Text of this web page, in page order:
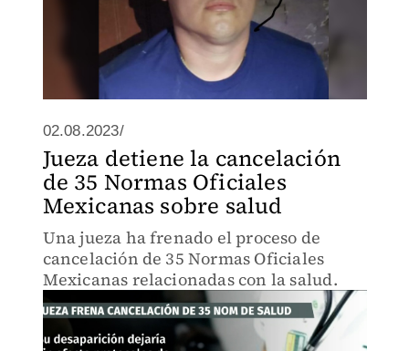
02.08.2023/
Jueza detiene la cancelación
de 35 Normas Oficiales
Mexicanas sobre salud
Una jueza ha frenado el proceso de
cancelación de 35 Normas Oficiales
Mexicanas relacionadas con la salud.